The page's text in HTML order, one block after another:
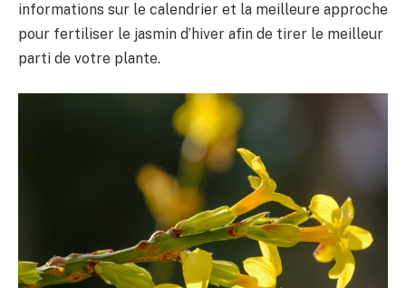
informations sur le calendrier et la meilleure approche
pour fertiliser le jasmin d’hiver afin de tirer le meilleur
parti de votre plante.